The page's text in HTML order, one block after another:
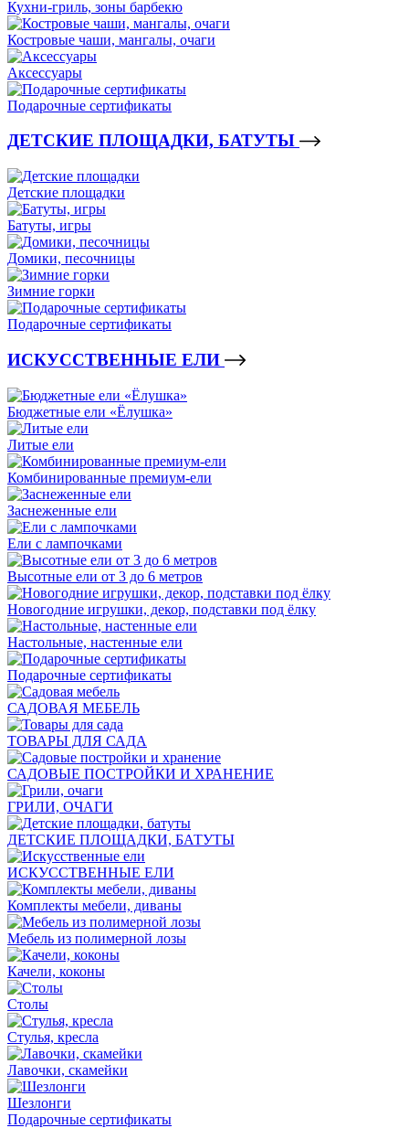
Кухни-гриль, зоны барбекю
Костровые чаши, мангалы, очаги
Аксессуары
Подарочные сертификаты
ДЕТСКИЕ ПЛОЩАДКИ, БАТУТЫ
Детские площадки
Батуты, игры
Домики, песочницы
Зимние горки
Подарочные сертификаты
ИСКУССТВЕННЫЕ ЕЛИ
Бюджетные ели «Ёлушка»
Литые ели
Комбинированные премиум-ели
Заснеженные ели
Ели с лампочками
Высотные ели от 3 до 6 метров
Новогодние игрушки, декор, подставки под ёлку
Настольные, настенные ели
Подарочные сертификаты
САДОВАЯ МЕБЕЛЬ
ТОВАРЫ ДЛЯ САДА
САДОВЫЕ ПОСТРОЙКИ И ХРАНЕНИЕ
ГРИЛИ, ОЧАГИ
ДЕТСКИЕ ПЛОЩАДКИ, БАТУТЫ
ИСКУССТВЕННЫЕ ЕЛИ
Комплекты мебели, диваны
Мебель из полимерной лозы
Качели, коконы
Столы
Стулья, кресла
Лавочки, скамейки
Шезлонги
Подарочные сертификаты